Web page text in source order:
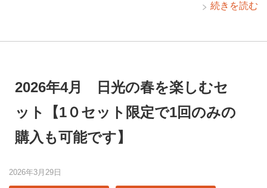
続きを読む
2026年4月 日光の春を楽しむセ
ット【1０セット限定で1回のみの
購入も可能です】
2026年3月29日